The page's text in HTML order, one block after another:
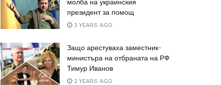
молба на украинския
президент за помощ
3 YEARS AGO
Защо арестуваха заместник-
министъра на отбраната на РФ
Тимур Иванов
2 YEARS AGO